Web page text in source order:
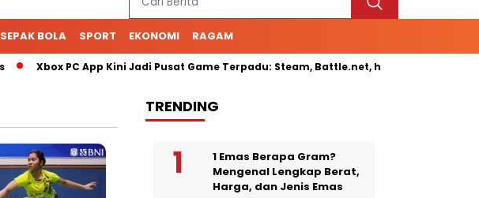
SEPAK BOLA SPORT EKONOMI RAGAM
Xbox PC App Kini Jadi Pusat Game Terpadu: Steam, Battle.net, hingga Cloud Gaming
TRENDING
1 Emas Berapa Gram?
Mengenal Lengkap Berat,
Harga, dan Jenis Emas